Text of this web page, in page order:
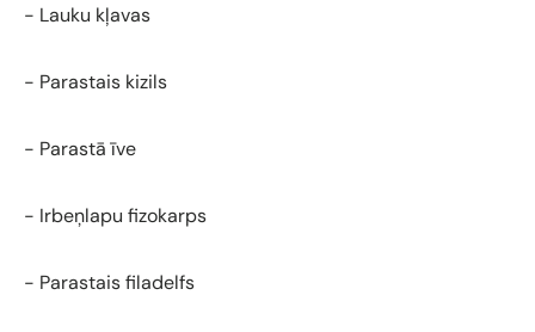
- Lauku kļavas
- Parastais kizils
- Parastā īve
- Irbeņlapu fizokarps
- Parastais filadelfs